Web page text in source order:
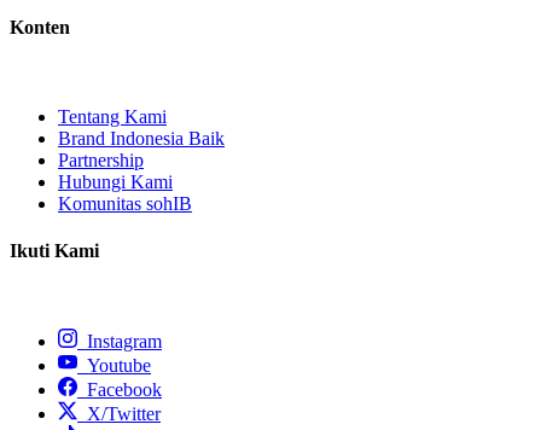
Konten
Tentang Kami
Brand Indonesia Baik
Partnership
Hubungi Kami
Komunitas sohIB
Ikuti Kami
Instagram
Youtube
Facebook
X/Twitter